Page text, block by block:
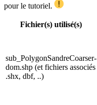
pour le tutoriel.
Fichier(s) utilisé(s)
sub_PolygonSandreCoarser-
dom.shp (et fichiers associés
.shx, dbf, ..)